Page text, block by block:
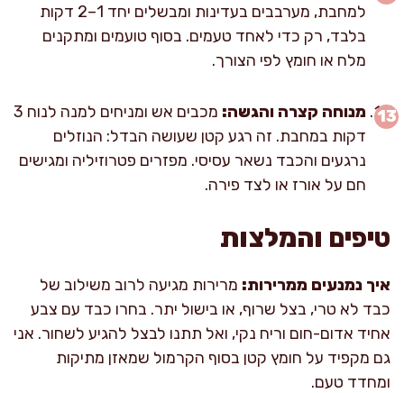
למחבת, מערבבים בעדינות ומבשלים יחד 1–2 דקות
בלבד, רק כדי לאחד טעמים. בסוף טועמים ומתקנים
מלח או חומץ לפי הצורך.
מנוחה קצרה והגשה:
מכבים אש ומניחים למנה לנוח 3
דקות במחבת. זה רגע קטן שעושה הבדל: הנוזלים
נרגעים והכבד נשאר עסיסי. מפזרים פטרוזיליה ומגישים
חם על אורז או לצד פירה.
טיפים והמלצות
איך נמנעים ממרירות: מרירות מגיעה לרוב משילוב של
כבד לא טרי, בצל שרוף, או בישול יתר. בחרו כבד עם צבע
אחיד אדום-חום וריח נקי, ואל תתנו לבצל להגיע לשחור. אני
גם מקפיד על חומץ קטן בסוף הקרמול שמאזן מתיקות
ומחדד טעם.